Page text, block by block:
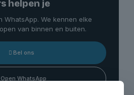
helpen je
WhatsApp. We kennen elke
van binnen en buiten.
Bel ons
Open WhatsApp